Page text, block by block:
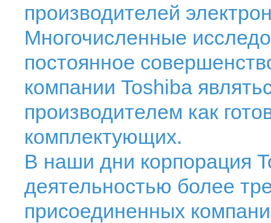
производителей
Многочисленные
постоянное
компании Toshiba
производителем как
комплектующих.
В наши дни корпорация
деятельностью более
присоединенных